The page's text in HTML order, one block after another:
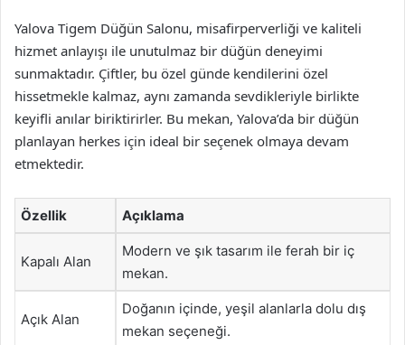
Yalova Tigem Düğün Salonu, misafirperverliği ve kaliteli
hizmet anlayışı ile unutulmaz bir düğün deneyimi
sunmaktadır. Çiftler, bu özel günde kendilerini özel
hissetmekle kalmaz, aynı zamanda sevdikleriyle birlikte
keyifli anılar biriktirirler. Bu mekan, Yalova’da bir düğün
planlayan herkes için ideal bir seçenek olmaya devam
etmektedir.
Özellik Açıklama
Kapalı Alan
Modern ve şık tasarım ile ferah bir iç
mekan.
Açık Alan
Doğanın içinde, yeşil alanlarla dolu dış
mekan seçeneği.